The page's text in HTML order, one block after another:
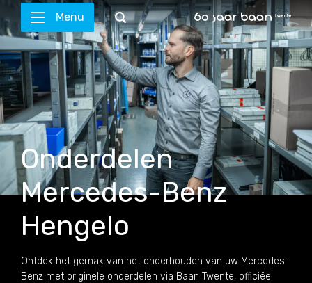
Menu
Onderdelen
Mercedes-Benz
Hengelo
Ontdek het gemak van het onderhouden van uw Mercedes-
Benz met originele onderdelen via Baan Twente, officiëel